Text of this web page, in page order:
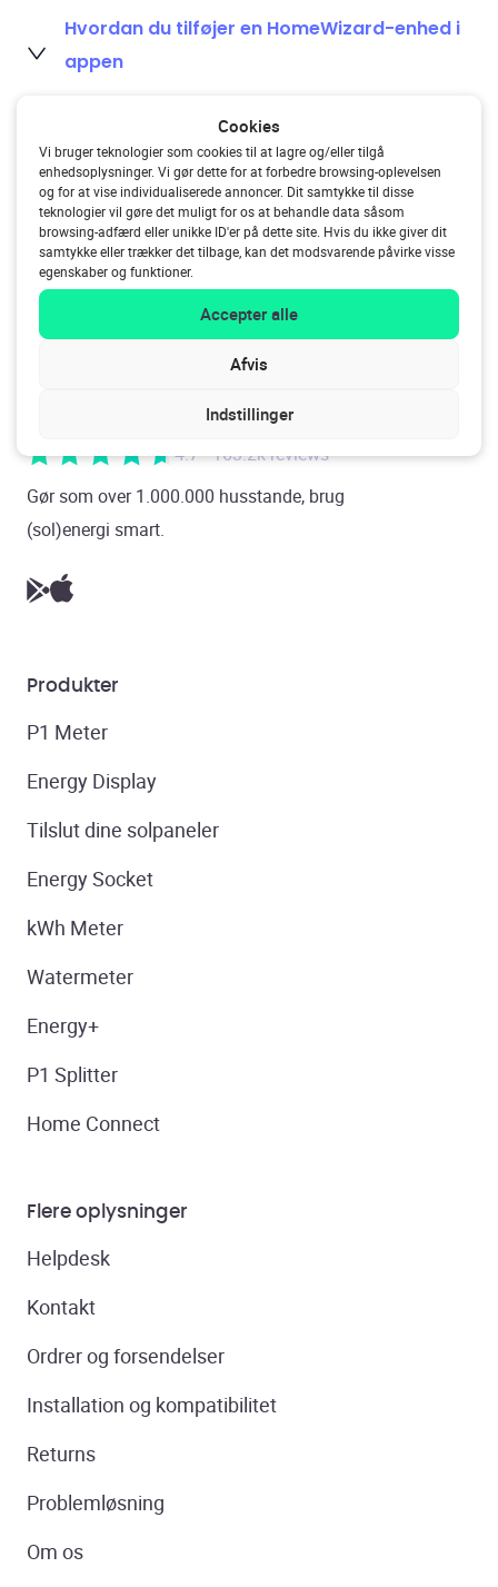
Cookies
Vi bruger teknologier som cookies til at lagre og/eller tilgå
enhedsoplysninger. Vi gør dette for at forbedre browsing-oplevelsen
og for at vise individualiserede annoncer. Dit samtykke til disse
teknologier vil gøre det muligt for os at behandle data såsom
browsing-adfærd eller unikke ID'er på dette site. Hvis du ikke giver dit
samtykke eller trækker det tilbage, kan det modsvarende påvirke visse
egenskaber og funktioner.
Accepter alle
Afvis
Indstillinger
Hvordan du tilføjer en HomeWizard-enhed i
appen
Har du ikke fået svar på dit spørgsmål?
4.7 - 163.2k reviews
Gør som over 1.000.000 husstande, brug
(sol)energi smart.
Produkter
P1 Meter
Energy Display
Tilslut dine solpaneler
Energy Socket
kWh Meter
Watermeter
Energy+
P1 Splitter
Home Connect
Flere oplysninger
Helpdesk
Kontakt
Ordrer og forsendelser
Installation og kompatibilitet
Returns
Problemløsning
Om os